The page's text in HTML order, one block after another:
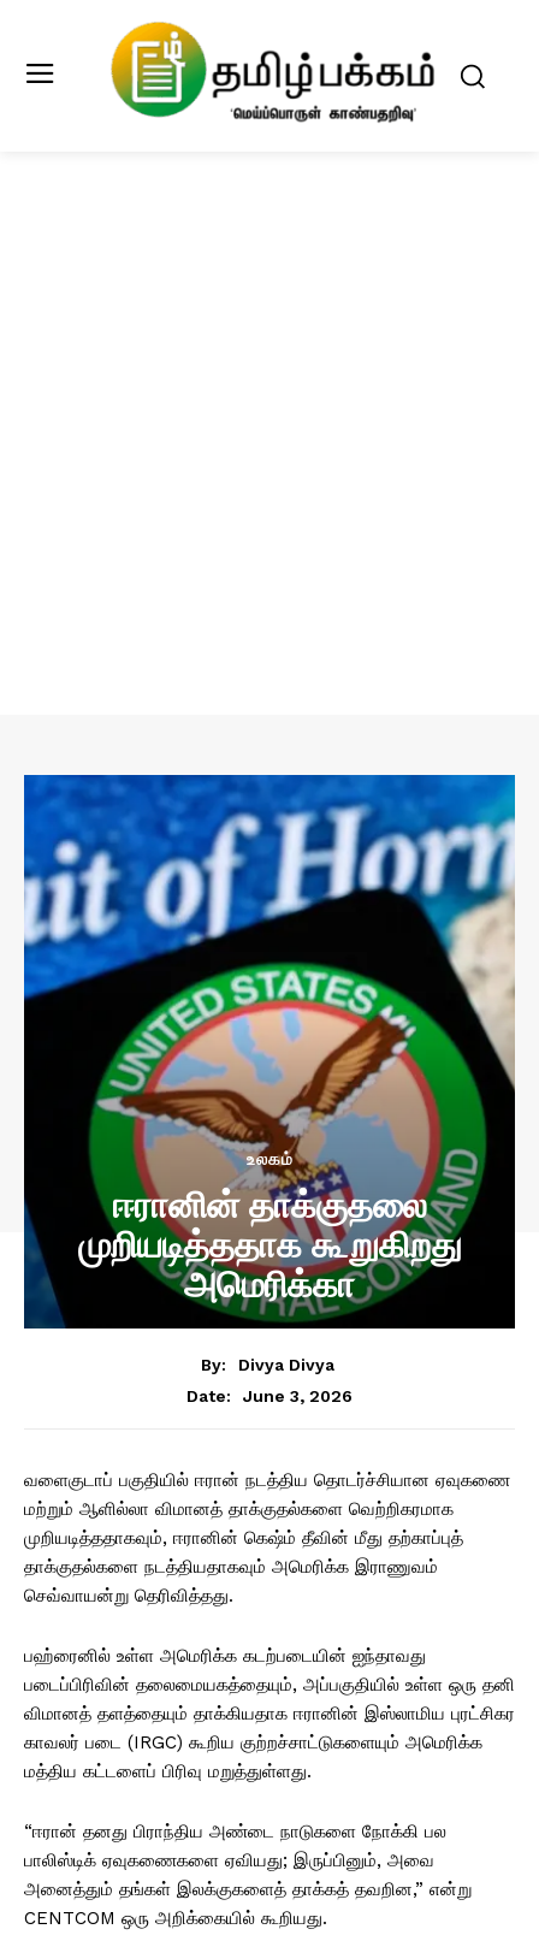
உலகம்
ஈரானின் தாக்குதலை
முறியடித்ததாக கூறுகிறது
அமெரிக்கா
By:
Divya Divya
Date:
June 3, 2026
வளைகுடாப் பகுதியில் ஈரான் நடத்திய தொடர்ச்சியான ஏவுகணை
மற்றும் ஆளில்லா விமானத் தாக்குதல்களை வெற்றிகரமாக
முறியடித்ததாகவும், ஈரானின் கெஷ்ம் தீவின் மீது தற்காப்புத்
தாக்குதல்களை நடத்தியதாகவும் அமெரிக்க இராணுவம்
செவ்வாயன்று தெரிவித்தது.
பஹ்ரைனில் உள்ள அமெரிக்க கடற்படையின் ஐந்தாவது
படைப்பிரிவின் தலைமையகத்தையும், அப்பகுதியில் உள்ள ஒரு தனி
விமானத் தளத்தையும் தாக்கியதாக ஈரானின் இஸ்லாமிய புரட்சிகர
காவலர் படை (IRGC) கூறிய குற்றச்சாட்டுகளையும் அமெரிக்க
மத்திய கட்டளைப் பிரிவு மறுத்துள்ளது.
“ஈரான் தனது பிராந்திய அண்டை நாடுகளை நோக்கி பல
பாலிஸ்டிக் ஏவுகணைகளை ஏவியது; இருப்பினும், அவை
அனைத்தும் தங்கள் இலக்குகளைத் தாக்கத் தவறின,” என்று
CENTCOM ஒரு அறிக்கையில் கூறியது.